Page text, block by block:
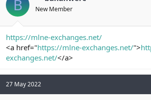
B New Member
https://mlne-exchanges.net/
<a href="https://mlne-exchanges.net/">
exchanges.net/</a>
27 May 2022